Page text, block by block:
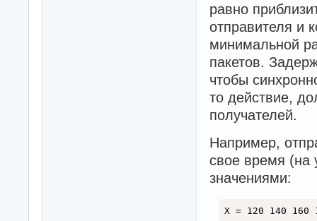
равно
отправителя и
минимальной
пакетов.
чтобы
то действие,
получателей.
Например,
свое время (на
значениями:
X = 120 140 160